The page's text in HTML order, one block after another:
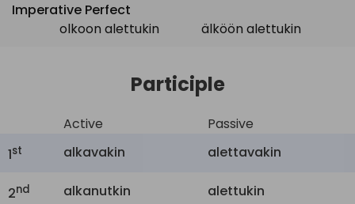
Imperative Perfect
olkoon alettukin
älköön alettukin
Participle
Active
Passive
1st alkavakin alettavakin
2nd alkanutkin alettukin